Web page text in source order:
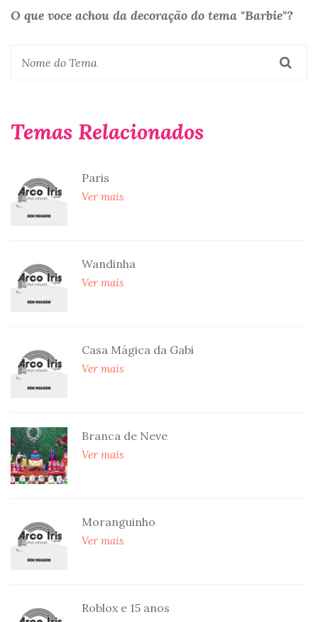
O que voce achou da decoração do tema "Barbie"?
Temas Relacionados
Paris
Ver mais
Wandinha
Ver mais
Casa Mágica da Gabi
Ver mais
Branca de Neve
Ver mais
Moranguinho
Ver mais
Roblox e 15 anos